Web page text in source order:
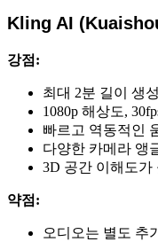
Kling AI
강점:
최대 2분 길이 생
1080p 해상도,
빠르고 역동적인
다양한 카메라 앵
3D 공간 이해도가
약점:
오디오는 별도 추